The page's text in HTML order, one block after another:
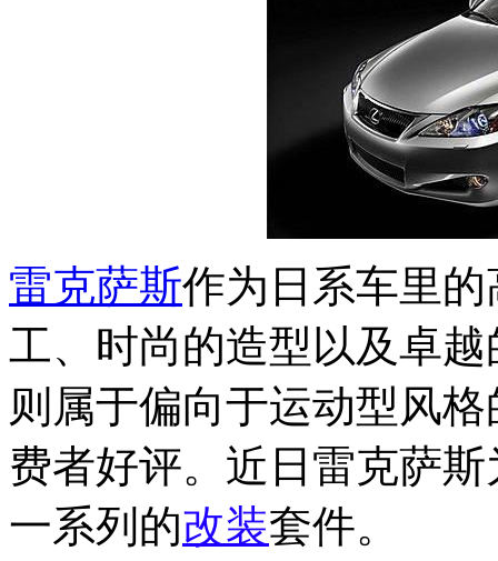
雷克萨斯作为日系车里
工、时尚的造型以及卓
则属于偏向于运动型风
费者好评。近日雷克萨
一系列的改装套件。